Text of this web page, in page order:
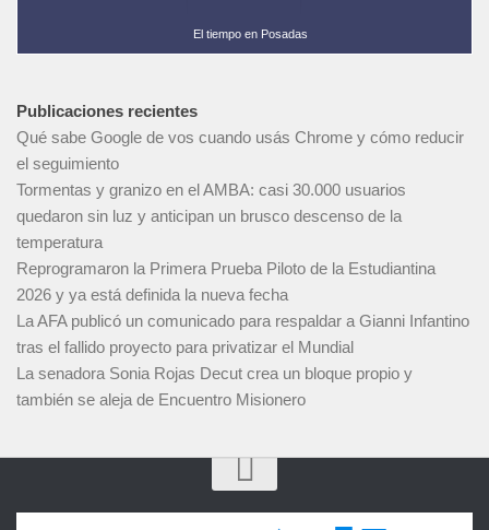
El tiempo en Posadas
Publicaciones recientes
Qué sabe Google de vos cuando usás Chrome y cómo reducir
el seguimiento
Tormentas y granizo en el AMBA: casi 30.000 usuarios
quedaron sin luz y anticipan un brusco descenso de la
temperatura
Reprogramaron la Primera Prueba Piloto de la Estudiantina
2026 y ya está definida la nueva fecha
La AFA publicó un comunicado para respaldar a Gianni Infantino
tras el fallido proyecto para privatizar el Mundial
La senadora Sonia Rojas Decut crea un bloque propio y
también se aleja de Encuentro Misionero